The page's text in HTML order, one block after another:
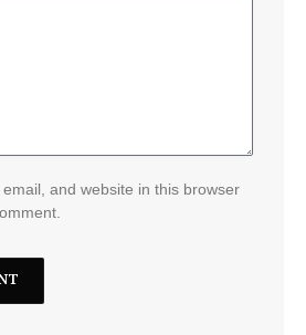
and website in this browser